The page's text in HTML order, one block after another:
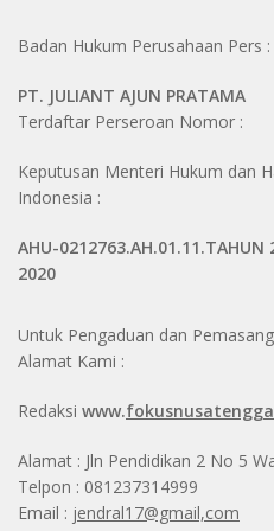
Badan Hukum Perusahaan Pers :
PT. JULIANT AJUN PRATAMA
Terdaftar Perseroan Nomor :
Keputusan Menteri Hukum dan
Indonesia :
AHU-0212763.AH.01.11.TAHUN
2020
Untuk Pengaduan dan
Alamat Kami :
Redaksi www.
Alamat : Jln Pendidikan 2 No 5
Telpon : 081237314999
Email : jendral17@gmail,com